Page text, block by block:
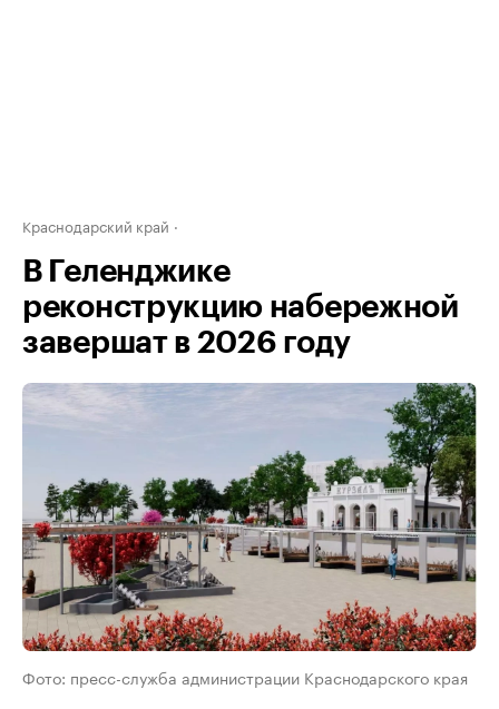
Краснодарский край
В Геленджике
реконструкцию набережной
завершат в 2026 году
Фото: пресс-служба администрации Краснодарского края